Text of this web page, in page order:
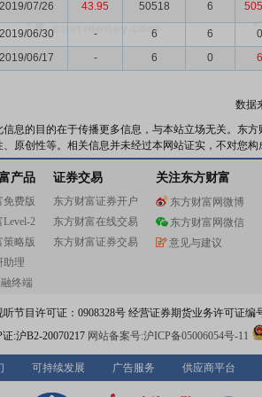
2019/07/26 43.95 50518 6
2019/06/30 - 6 6
0
2019/06/17
- 6 0 6
数据
信息的目的在于传播更多信息，与本站立场无关。东
原创性等。相关信息并未经过本网站证实，不对您
产品
免费版
2
策略版
助理
终端
证券交易
东方财富证券开户
东方财富在线交易
东方财富证券交易
关注东方财富
东方财富网微博
东方财富网微信
意见与建议
节目许可证：0908328号 经营证券期货业务许可证编
:沪B2-20070217 网站备案号:沪ICP备05006054号-11
可持续发展 广告服务 供应商平台